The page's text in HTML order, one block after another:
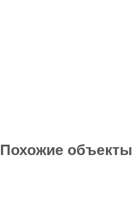
Похожие объекты